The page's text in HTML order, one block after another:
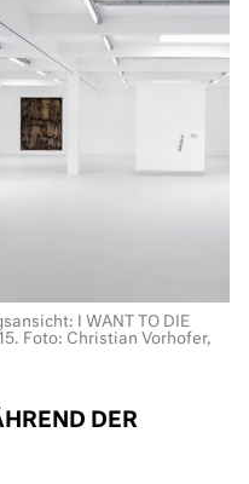
I WANT TO DIE
Foto: Christian Vorhofer,
DER